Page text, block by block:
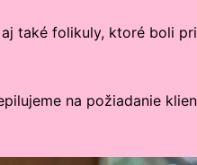
také folikuly, ktoré boli
na požiadanie